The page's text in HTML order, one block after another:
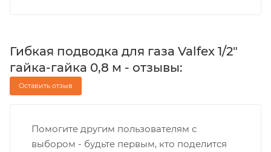
Гибкая подводка для газа Valfex 1/2"
гайка-гайка 0,8 м - отзывы:
Оставить отзыв
Помогите другим пользователям с
выбором - будьте первым, кто поделится